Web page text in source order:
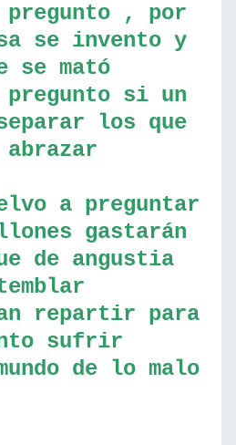
pregunto , por
se invento y
se mató
pregunto si un
los que
a preguntar
gastarán
de angustia
repartir para
sufrir
de lo malo